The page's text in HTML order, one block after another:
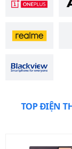
TOP ĐIỆN